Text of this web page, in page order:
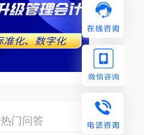
热门问答